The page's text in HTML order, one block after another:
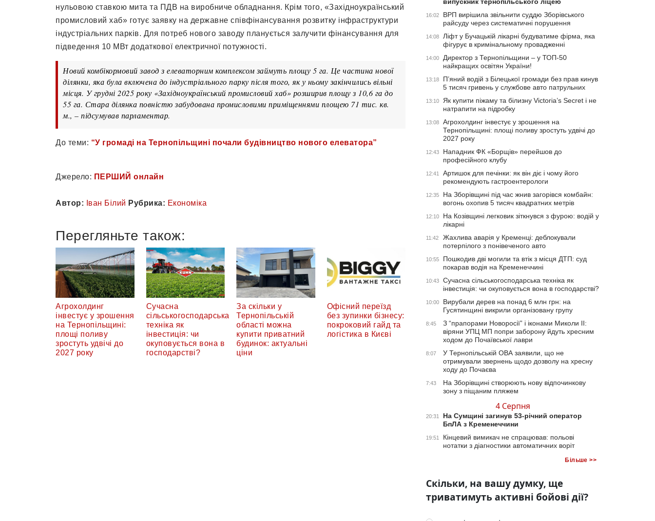
нульовою ставкою мита та ПДВ на виробниче обладнання. Крім того, «Західноукраїнський
промисловий хаб» готує заявку на державне співфінансування розвитку інфраструктури
індустріальних парків. Для потреб нового заводу планується залучити фінансування для
підведення 10 МВт додаткової електричної потужності.
Новий комбікормовий завод з елеваторним комплексом займуть площу 5 га. Це частина нової
ділянки, яка була включена до індустріального парку після того, як у ньому закінчились вільні
місця. У грудні 2025 року «Західноукраїнський промисловий хаб» розширив площу з 10,6 га до
55 га. Стара ділянка повністю забудована промисловими приміщеннями площею 71 тис. кв.
м., – підсумував парламентар.
До теми: “У громаді на Тернопільщині почали будівництво нового елеватора”
Джерело: ПЕРШИЙ онлайн
Автор: Іван Білий Рубрика: Економіка
Перегляньте також:
Агрохолдинг
інвестує у зрошення
на Тернопільщині:
площі поливу
зростуть удвічі до
2027 року
Сучасна
сільськогосподарська
техніка як
інвестиція: чи
окуповується вона в
господарстві?
За скільки у
Тернопільській
області можна
купити приватний
будинок: актуальні
ціни
Офісний переїзд
без зупинки бізнесу:
покроковий гайд та
логістика в Києві
16:02
ВРП вирішила звільнити суддю Зборівського
райсуду через систематичні порушення
14:08
Ліфт у Бучацькій лікарні будуватиме фірма, яка
фігурує в кримінальному провадженні
14:00
Директор з Тернопільщини – у ТОП-50
найкращих освітян України!
13:18
П’яний водій з Білецької громади без прав кинув
5 тисяч гривень у службове авто патрульних
13:10
Як купити піжаму та білизну Victoria’s Secret і не
натрапити на підробку
13:08
Агрохолдинг інвестує у зрошення на
Тернопільщині: площі поливу зростуть удвічі до
2027 року
12:43
Нападник ФК «Борщів» перейшов до
професійного клубу
12:41
Артишок для печінки: як він діє і чому його
рекомендують гастроентерологи
12:35
На Зборівщині під час жнив загорівся комбайн:
вогонь охопив 5 тисяч квадратних метрів
12:10
На Козівщині легковик зіткнувся з фурою: водій у
лікарні
11:42
Жахлива аварія у Кременці: деблокували
потерпілого з понівеченого авто
10:55
Пошкодив дві могили та втік з місця ДТП: суд
покарав водія на Кременеччині
10:43
Сучасна сільськогосподарська техніка як
інвестиція: чи окуповується вона в господарстві?
10:00
Вирубали дерев на понад 6 млн грн: на
Гусятинщині викрили організовану групу
8:45
З “прапорами Новоросії” і іконами Миколи ІІ:
віряни УПЦ МП попри заборону йдуть хресним
ходом до Почаївської лаври
8:07
У Тернопільській ОВА заявили, що не
отримували звернень щодо дозволу на хресну
ходу до Почаєва
7:43
На Зборівщині створюють нову відпочинкову
зону з піщаним пляжем
4 Серпня
20:31
На Сумщині загинув 53-річний оператор
БпЛА з Кременеччини
19:51
Кінцевий вимикач не спрацював: польові
нотатки з діагностики автоматичних воріт
Більше >>
Скільки, на вашу думку, ще
триватимуть активні бойові дії?